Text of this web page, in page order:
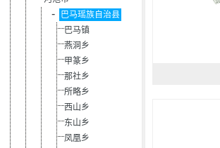
巴马瑶族自治县
巴马镇
燕洞乡
甲篆乡
那社乡
所略乡
西山乡
东山乡
凤凰乡